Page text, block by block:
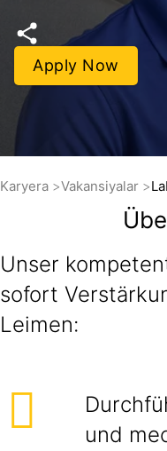
Apply Now
Karyera Vakansiyalar
Unser
sofort
Leimen:
und